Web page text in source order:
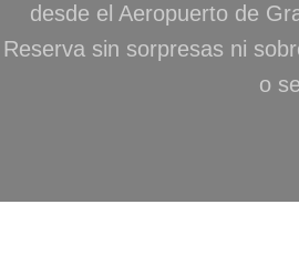
desde el Aeropuerto de
Reserva sin sorpresas ni
o